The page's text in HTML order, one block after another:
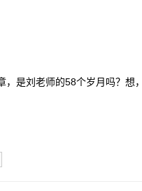
是刘老师的58个岁月吗？想